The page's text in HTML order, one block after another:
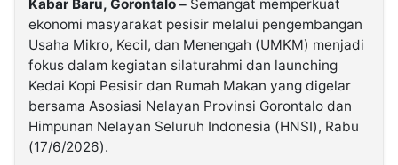
Kabarbaru.co
Kabarbaru
Media
Kabar Baru, Gorontalo – Semangat memperkuat
ekonomi masyarakat pesisir melalui pengembangan
Usaha Mikro, Kecil, dan Menengah (UMKM) menjadi
fokus dalam kegiatan silaturahmi dan launching
Kedai Kopi Pesisir dan Rumah Makan yang digelar
bersama Asosiasi Nelayan Provinsi Gorontalo dan
Himpunan Nelayan Seluruh Indonesia (HNSI), Rabu
(17/6/2026).